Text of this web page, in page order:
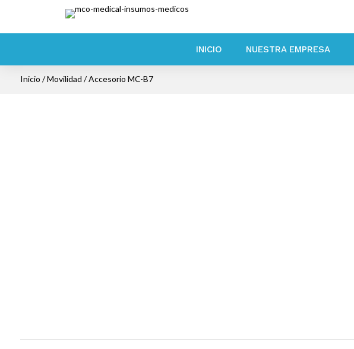
INICIO NUESTRA EMPRESA
Inicio /Movilidad / Accesorio MC-B7